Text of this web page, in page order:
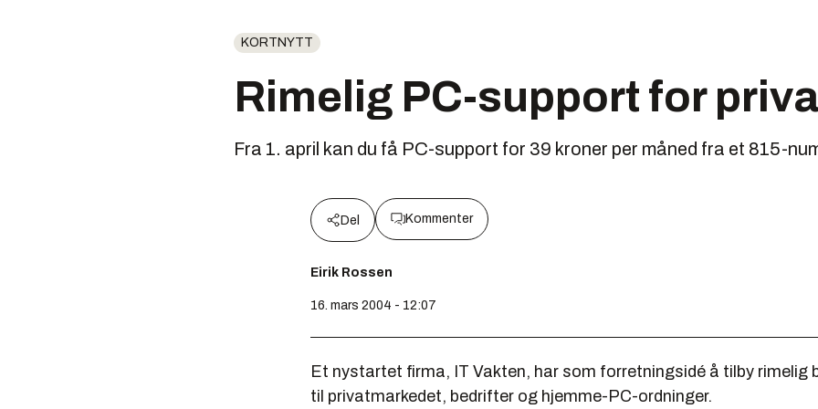
KORTNYTT
Rimelig PC-support for
Fra 1. april kan du få PC-support for 39 kroner per måned fra et 815-
Del Kommenter
Eirik Rossen
16. mars 2004 - 12:07
Et nystartet firma, IT Vakten, har som forretningsidé å tilby rimelig
til privatmarkedet, bedrifter og hjemme-PC-ordninger.